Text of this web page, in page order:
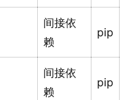
间接依
赖
pip
间接依
赖
pip